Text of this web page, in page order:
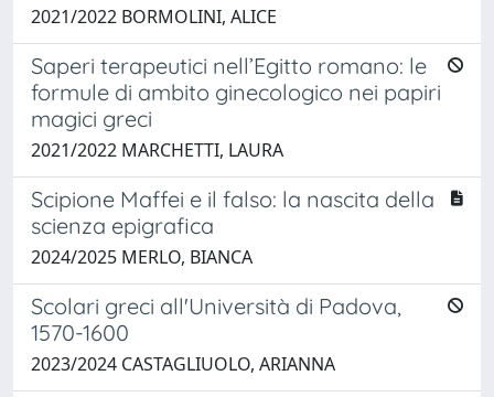
2021/2022 BORMOLINI, ALICE
Saperi terapeutici nell’Egitto romano: le
formule di ambito ginecologico nei papiri
magici greci
2021/2022 MARCHETTI, LAURA
Scipione Maffei e il falso: la nascita della
scienza epigrafica
2024/2025 MERLO, BIANCA
Scolari greci all'Università di Padova,
1570-1600
2023/2024 CASTAGLIUOLO, ARIANNA